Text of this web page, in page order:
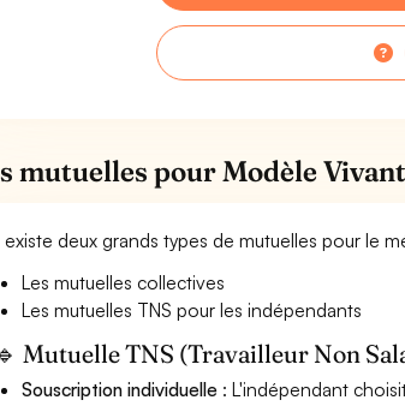
mutuelles pour Modèle Vivant
existe deux grands types de mutuelles pour le
Les mutuelles collectives
Les mutuelles TNS pour les indépendants
Mutuelle TNS (Travailleur Non
Souscription individuelle : L'indépendant